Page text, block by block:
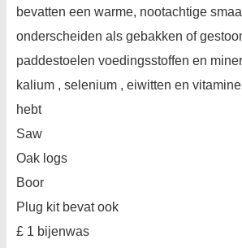
bevatten een warme, nootachtige
onderscheiden als gebakken of
paddestoelen voedingsstoffen en
kalium , selenium , eiwitten en
hebt
Saw
Oak logs
Boor
Plug kit bevat ook
£ 1 bijenwas